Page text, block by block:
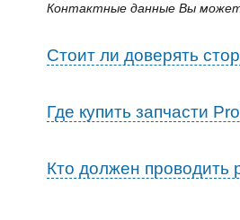
запчастей,
Контактные данные Вы
Стоит ли доверять
Где купить запчасти
Кто должен проводить